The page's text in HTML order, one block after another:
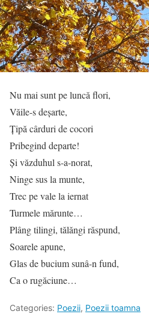
Nu mai sunt pe luncă flori,
Văile-s deşarte,
Ţipă cârduri de cocori
Pribegind departe!
Şi văzduhul s-a-norat,
Ninge sus la munte,
Trec pe vale la iernat
Turmele mărunte…
Plâng tilingi, tălăngi răspund,
Soarele apune,
Glas de bucium sunâ-n fund,
Ca o rugăciune…
Categories: Poezii, Poezii toamna